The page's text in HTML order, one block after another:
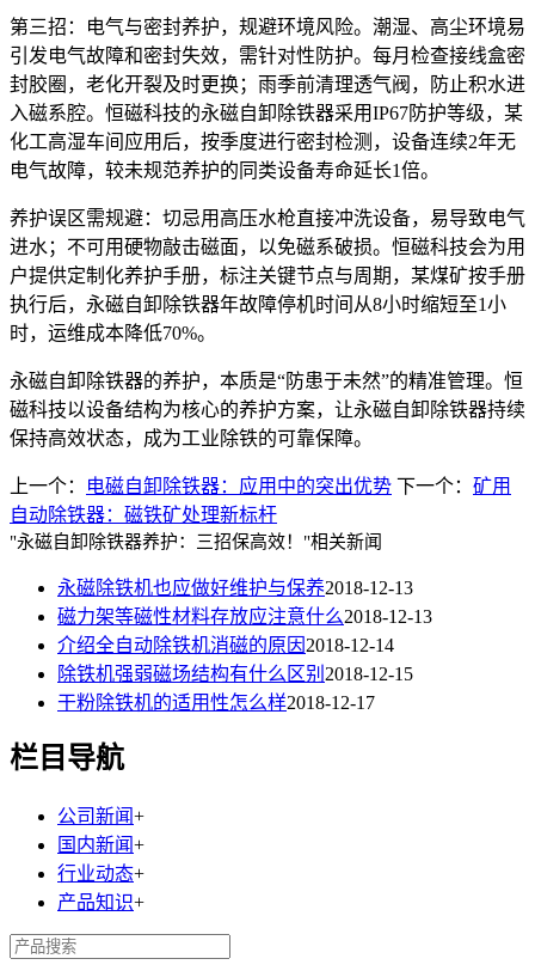
第三招：电气与密封养护，规避环境风险。潮湿、高尘环境易
引发电气故障和密封失效，需针对性防护。每月检查接线盒密
封胶圈，老化开裂及时更换；雨季前清理透气阀，防止积水进
入磁系腔。恒磁科技的永磁自卸除铁器采用IP67防护等级，某
化工高湿车间应用后，按季度进行密封检测，设备连续2年无
电气故障，较未规范养护的同类设备寿命延长1倍。
养护误区需规避：切忌用高压水枪直接冲洗设备，易导致电气
进水；不可用硬物敲击磁面，以免磁系破损。恒磁科技会为用
户提供定制化养护手册，标注关键节点与周期，某煤矿按手册
执行后，永磁自卸除铁器年故障停机时间从8小时缩短至1小
时，运维成本降低70%。
永磁自卸除铁器的养护，本质是“防患于未然”的精准管理。恒
磁科技以设备结构为核心的养护方案，让永磁自卸除铁器持续
保持高效状态，成为工业除铁的可靠保障。
上一个： 电磁自卸除铁器：应用中的突出优势 下一个： 矿用
自动除铁器：磁铁矿处理新标杆
"永磁自卸除铁器养护：三招保高效！"相关新闻
永磁除铁机也应做好维护与保养2018-12-13
磁力架等磁性材料存放应注意什么2018-12-13
介绍全自动除铁机消磁的原因 2018-12-14
除铁机强弱磁场结构有什么区别 2018-12-15
干粉除铁机的适用性怎么样2018-12-17
栏目导航
公司新闻+
国内新闻+
行业动态+
产品知识+